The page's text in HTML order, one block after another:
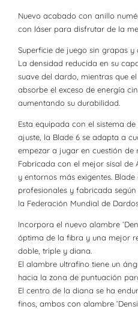
Nuevo acabado con anillo
con láser para disfrutar de la
Superficie de juego sin grapas y
La densidad reducida en su
suave del dardo, mientras que
absorbe el exceso de energía
aumentando su durabilidad.
Esta equipada con el sistema
ajuste, la Blade 6 se adapta a
empezar a jugar en cuestión de
Fabricada con el mejor sisal
y entornos más exigentes.
profesionales y fabricada
la Federación Mundial de
Incorpora el nuevo alambre
óptima de la fibra y una mejor
doble, triple y diana.
El alambre ultrafino tiene un
hacia la zona de puntuación
El centro de la diana se ha
finos, ambos con alambre